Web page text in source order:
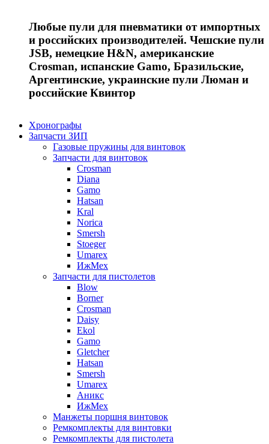
Любые пули для пневматики от импортных
и российских производителей. Чешские пули
JSB, немецкие H&N, американские
Crosman, испанские Gamo, Бразильские,
Аргентинские, украинские пули Люман и
российские Квинтор
Хронографы
Запчасти ЗИП
Газовые пружины для винтовок
Запчасти для винтовок
Crosman
Diana
Gamo
Hatsan
Kral
Norica
Smersh
Stoeger
Umarex
ИжМех
Запчасти для пистолетов
Blow
Borner
Crosman
Daisy
Ekol
Gamo
Gletcher
Hatsan
Smersh
Umarex
Аникс
ИжМех
Манжеты поршня винтовок
Ремкомплекты для винтовки
Ремкомплекты для пистолета